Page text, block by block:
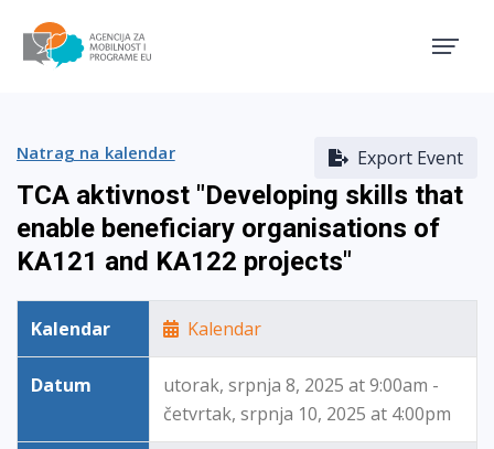
Export Event
Natrag na kalendar
TCA aktivnost "Developing skills that
enable beneficiary organisations of
KA121 and KA122 projects"
Kalendar Kalendar
Datum
utorak, srpnja 8, 2025 at 9:00am -
četvrtak, srpnja 10, 2025 at 4:00pm